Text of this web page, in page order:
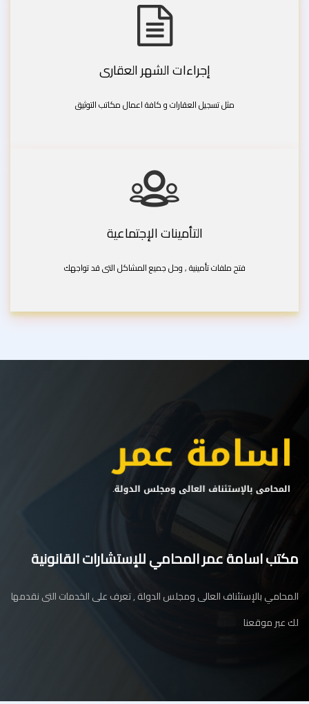
إجراءات الشهر العقارى
مثل تسجيل العقارات و كافة اعمال مكاتب التوثيق
التأمينات الإجتماعية
فتح ملفات تأمينية , وحل جميع المشاكل التى قد تواجهك
مكتب اسامة عمر المحامي للإستشارات القانونية
المحامي بالإستئناف العالى ومجلس الدولة , تعرف على الخدمات التى نقدمها
لك عبر موقعنا